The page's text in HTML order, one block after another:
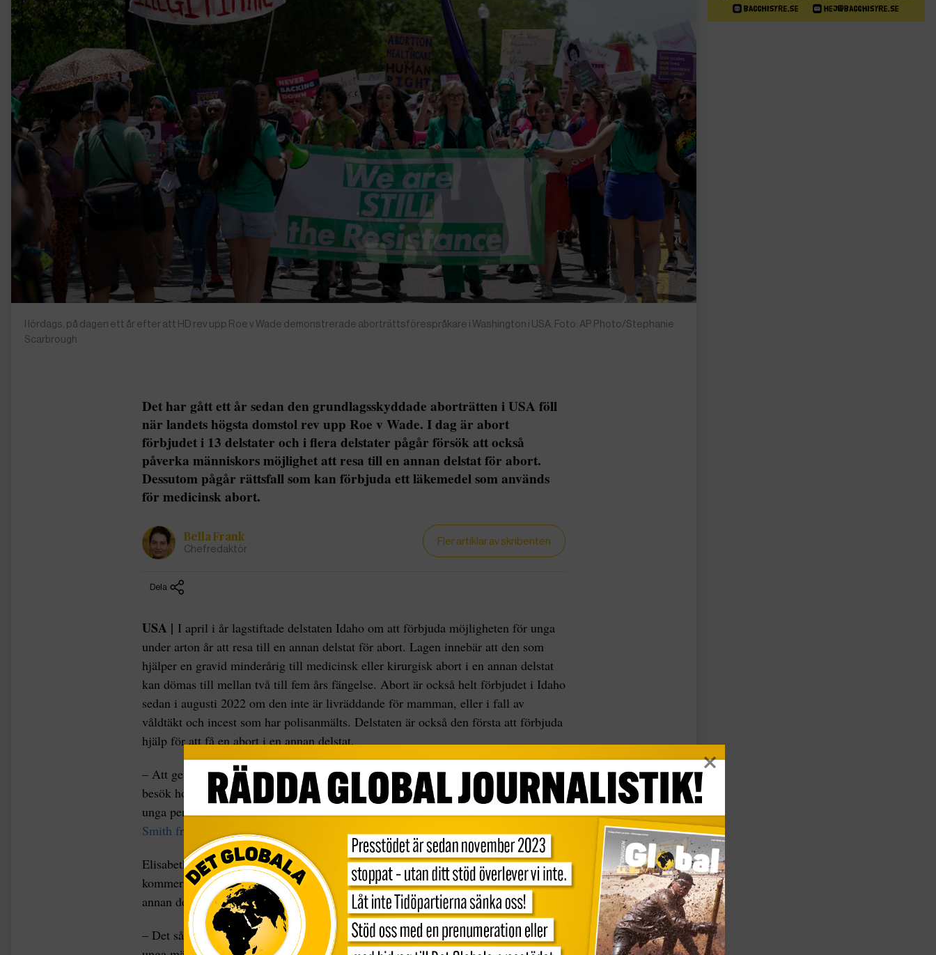
I lördags, på dagen ett år efter att HD rev upp Roe v Wade demonstrerade aborträttsförespråkare i Washington i USA. Foto: AP Photo/Stephanie
Scarbrough
Det har gått ett år sedan den grundlagsskyddade aborträtten i USA föll
när landets högsta domstol rev upp Roe v Wade. I dag är abort
förbjudet i 13 delstater och i flera delstater pågår försök att också
påverka människors möjlighet att resa till en annan delstat för abort.
Dessutom pågår rättsfall som kan förbjuda ett läkemedel som används
för medicinsk abort.
Bella Frank
Chefredaktör
Fler artiklar av skribenten
Dela
USA | I april i år lagstiftade delstaten Idaho om att förbjuda möjligheten för unga
under arton år att resa till en annan delstat för abort. Lagen innebär att den som
hjälper en gravid minderårig till medicinsk eller kirurgisk abort i en annan delstat
kan dömas till mellan två till fem års fängelse. Abort är också helt förbjudet i Idaho
sedan i augusti 2022 om den inte är livräddande för mamman, eller i fall av
våldtäkt och incest som har polisanmälts. Delstaten är också den första att förbjuda
hjälp för att få en abort i en annan delstat.
– Att ge dem [minderåriga] pengar, att skjutsa dem, hjälpa dem att organisera ett
besök hos en läkare utanför sin egen delstat – allt det som krävs för at hjälpa en
unga person att lämna delstaten – allt av det skulle bli straffbart,sade Elisabeth
Smith från Center for Reproductive Rights till NBC News i våras.
Elisabeth Smith varnade också för att det är stor risk att lagen i ett senare skede
kommer att ändras för att inkludera även förbud mot att hjälpa vuxna att resa till en
annan delstat för abort:
– Det så historiskt alla abortbegränsningar har börjat: genom att först begränsa